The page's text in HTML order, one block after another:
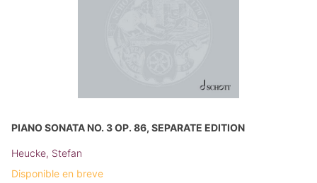
PIANO SONATA NO. 3 OP. 86, SEPARATE EDITION
Heucke, Stefan
Disponible en breve